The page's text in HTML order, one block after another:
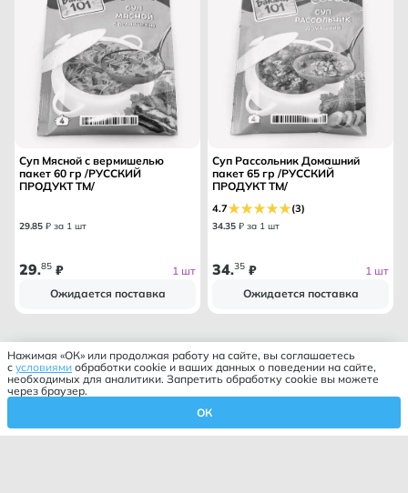
Суп Мясной с вермишелью
пакет 60 гр /РУССКИЙ
ПРОДУКТ ТМ/
29.85 ₽ за 1 шт
29.85 ₽
1 шт
Ожидается поставка
Суп Рассольник Домашний
пакет 65 гр /РУССКИЙ
ПРОДУКТ ТМ/
4.7 (3)
34.35 ₽ за 1 шт
34.35 ₽
1 шт
Ожидается поставка
Нажимая «ОК» или продолжая работу на сайте, вы соглашаетесь
с условиями обработки cookie и ваших данных о поведении на сайте,
необходимых для аналитики. Запретить обработку cookie вы можете
через браузер.
ОК